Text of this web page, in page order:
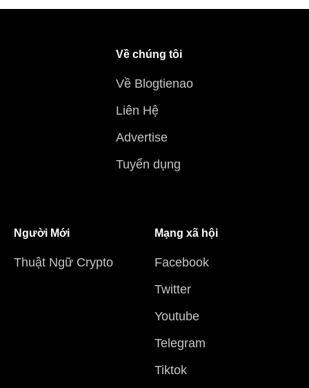
Về chúng tôi
Về Blogtienao
Liên Hệ
Advertise
Tuyển dụng
Người Mới
Thuật Ngữ Crypto
Mạng xã hội
Facebook
Twitter
Youtube
Telegram
Tiktok